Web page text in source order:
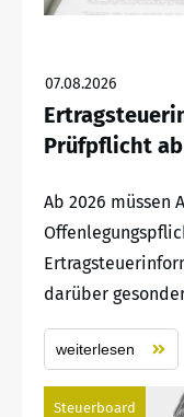
07.08.2026
Prüfpflicht ab
Ab 2026 müssen
darüber
weiterlesen
Steuerboard